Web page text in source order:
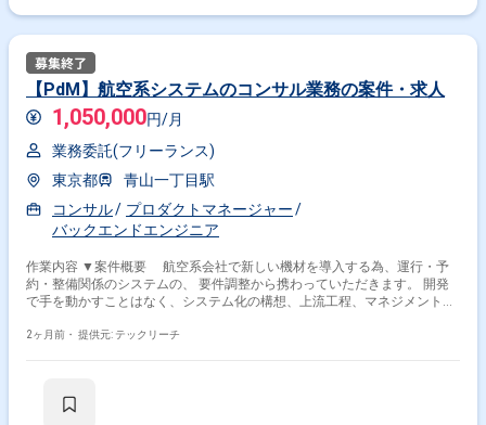
5日稼働必須 ・エンジニア実務経験3年以上必須 ＝＝＝＝＝ ★本案件の最
新の状況は、担当者までお問合せ下さい。 ★期間：随時～
【PdM】航空系システムのコンサル業務の案件・求人
1,050,000円/月
業務委託(フリーランス)
東京都
青山一丁目駅
コンサル
プロダクトマネージャー
バックエンドエンジニア
作業内容 ▼案件概要 航空系会社で新しい機材を導入する為、運行・予
約・整備関係のシステムの、 要件調整から携わっていただきます。 開発
で手を動かすことはなく、システム化の構想、上流工程、マネジメント、
顧客内の各業務部門におけるDX化検討・提案 IT/業務改革プロジェクトに
直近参画期間が半年以内の案件が続いている方はお見送りとなります。
2ヶ月前・ 提供元: テックリーチ